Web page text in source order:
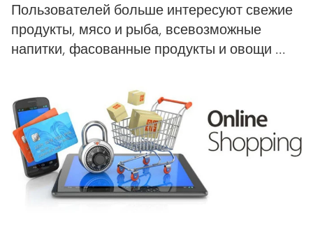
Пользователей больше интересуют свежие
продукты, мясо и рыба, всевозможные
напитки, фасованные продукты и овощи ...